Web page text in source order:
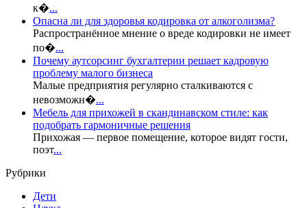
к�...
Опасна ли для здоровья кодировка от алкоголизма?
Распространённое мнение о вреде кодировки не имеет
по�...
Почему аутсорсинг бухгалтерии решает кадровую
проблему малого бизнеса
Малые предприятия регулярно сталкиваются с
невозможн�...
Мебель для прихожей в скандинавском стиле: как
подобрать гармоничные решения
Прихожая — первое помещение, которое видят гости,
поэт...
Рубрики
Дети